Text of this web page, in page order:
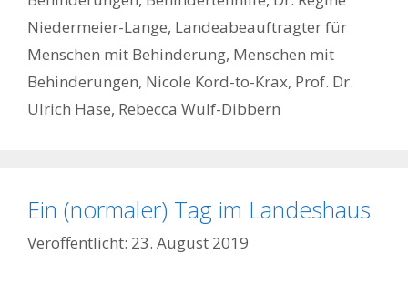
Niedermeier-Lange, Landeabeauftragter für
Menschen mit Behinderung, Menschen mit
Behinderungen, Nicole Kord-to-Krax, Prof. Dr.
Ulrich Hase, Rebecca Wulf-Dibbern
Ein (normaler) Tag im Landeshaus
23. August 2019